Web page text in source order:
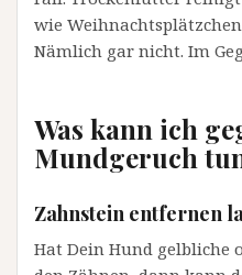
wie
Nämlich gar nicht. Im
Was kann ich
Mundgeruch
Zahnstein entfernen
Hat Dein Hund gelbliche